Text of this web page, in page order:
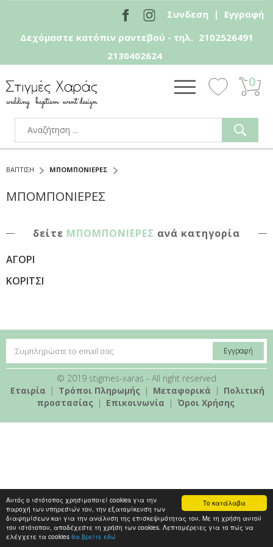
Το κατάλαβα
Αυτός ο ιστότοπος χρησιμοποιεί cookies για την
παροχή των υπηρεσιών του, την εξατομίκευση των
διαφημίσεων και για την ανάλυση της επισκεψιμότητας του. Με τη χρήση αυτού
του ιστότοπου, αποδέχεστε τη χρήση των cookies. Λεπτομέρειες για το πώς να
ελέγχετε τα cookies θα βρείτε εδώ
Συνδεση |
Εγγραφή
Δεχόμαστε κατόπιν ραντεβού - τηλ. 2102526491
2130402624
0
ΒΑΠΤΙΣΗ ΜΠΟΜΠΟΝΙΕΡΕΣ
ΜΠΟΜΠΟΝΙΕΡΕΣ
δείτε ΜΠΟΜΠΟΝΙΕΡΕΣ ανά κατηγορία
ΑΓΟΡΙ
ΚΟΡΙΤΣΙ
© 2019 stigmes-xaras - All right reserved
Εταιρία | Τρόποι Πληρωμής | Mεταφορικά | Πολιτική
προστασίας | Επικοινωνία | Όροι Χρήσης